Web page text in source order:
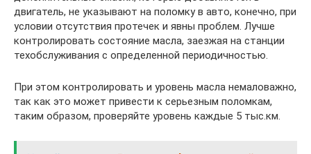
двигатель, не указывают на поломку в авто, конечно, при
условии отсутствия протечек и явны проблем. Лучше
контролировать состояние масла, заезжая на станции
техобслуживания с определенной периодичностью.
При этом контролировать и уровень масла немаловажно,
так как это может привести к серьезным поломкам,
таким образом, проверяйте уровень каждые 5 тыс.км.